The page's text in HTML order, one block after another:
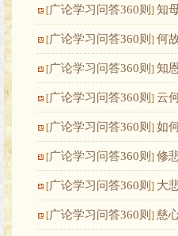
[广论学习问答360则 ] 知
[广论学习问答360则 ] 何
[广论学习问答360则 ] 知
[广论学习问答360则 ] 云
[广论学习问答360则 ] 如
[广论学习问答360则 ] 修
[广论学习问答360则 ] 大
[广论学习问答360则 ] 慈